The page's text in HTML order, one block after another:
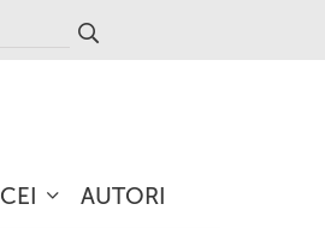
CEI AUTORI